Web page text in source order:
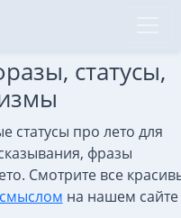
статусы,
статусы про лето для
фразы
Смотрите все
на нашем сайте